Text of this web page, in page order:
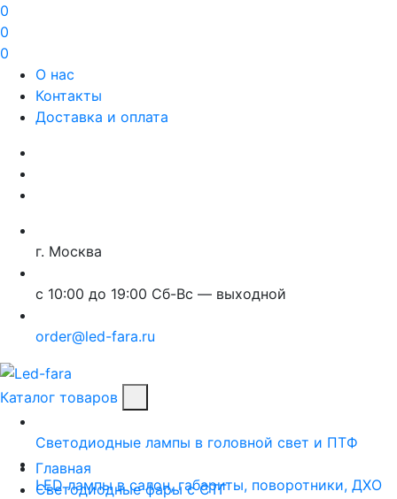
0
0
0
О нас
Контакты
Доставка и оплата
г. Москва
с 10:00 до 19:00 Сб-Вс — выходной
order@led-fara.ru
Каталог товаров
Светодиодные лампы в головной свет и ПТФ
LED лампы в салон, габариты, поворотники, ДХО
Главная
Светодиодные фары с СТГ